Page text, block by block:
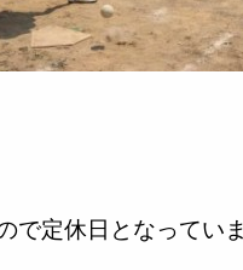
で定休日となってい